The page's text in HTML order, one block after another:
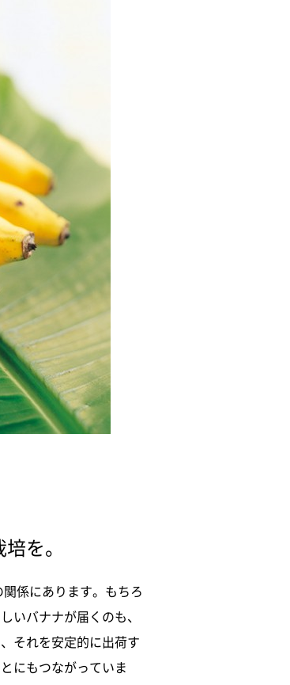
を。
係にあります。もちろ
いバナナが届くのも、
それを安定的に出荷す
にもつながっていま